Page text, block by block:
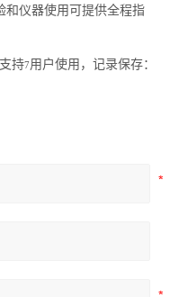
和仪器使用 可提供全程指
支持7用户使用，记录保存：